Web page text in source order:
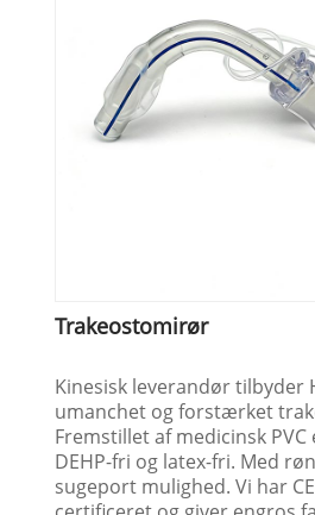
Trakeostomirør
Kinesisk leverandør tilbyder
umanchet og forstærket
Fremstillet af medicinsk PVC
DEHP-fri og latex-fri. Med
sugeport mulighed. Vi har